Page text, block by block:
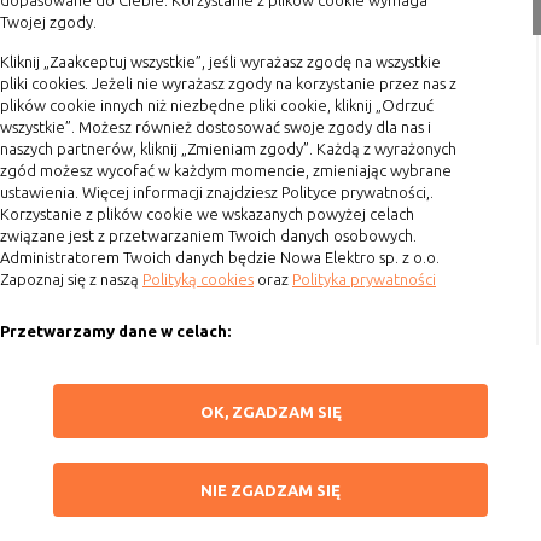
Twojej zgody.
Kliknij „Zaakceptuj wszystkie”, jeśli wyrażasz zgodę na wszystkie
pliki cookies. Jeżeli nie wyrażasz zgody na korzystanie przez nas z
plików cookie innych niż niezbędne pliki cookie, kliknij „Odrzuć
wszystkie”. Możesz również dostosować swoje zgody dla nas i
naszych partnerów, kliknij „Zmieniam zgody”. Każdą z wyrażonych
zgód możesz wycofać w każdym momencie, zmieniając wybrane
ustawienia. Więcej informacji znajdziesz Polityce prywatności,.
Korzystanie z plików cookie we wskazanych powyżej celach
związane jest z przetwarzaniem Twoich danych osobowych.
Administratorem Twoich danych będzie Nowa Elektro sp. z o.o.
Zapoznaj się z naszą Polityką cookies oraz Polityka prywatności
Przetwarzamy dane w celach:
treści i reklam oraz ich pomiaru, tworzenia statystyk, poprawy
marketingowe lub prezentować je w serwisie.
OK, ZGADZAM SIĘ
NIE ZGADZAM SIĘ
NIE ZGADZAM SIĘ
- służą bardzo ważnym funkcjonalnościom
serwisu, ich zablokowanie spowoduje, że
wybrane funkcje nie będą działać
prawidłowo.
Biznesowe
Umożliwiają realizację modelu
biznesowego w oparciu o który
udostępniona jest witryna, ich
zablokowanie nie spowoduje
niedostępności całości funkcjonalności
świadczenia usługi ze względu na brak
witryny przychodów subsydiujących
działanie serwisu. Do tej kategorii należą
B. Ze względu na czas przez jaki cookie będzie
Terminy realizacji
Koszty przesyłki
Dostawa
Reklamacje
Zwrot towaru
Kontakt
Szybki kontakt
Godziny otwarcia: Pon.-Pt. 8-16
sklep@elektrozysk.pl
Dołącz do nas